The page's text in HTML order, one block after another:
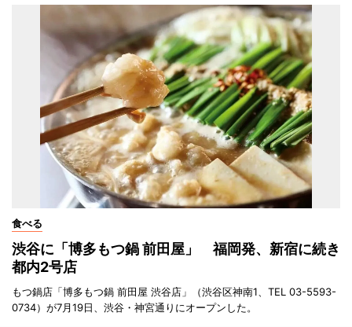
食べる
渋谷に「博多もつ鍋 前田屋」 福岡発、新宿に続き
都内2号店
もつ鍋店「博多もつ鍋 前田屋 渋谷店」（渋谷区神南1、TEL 03-5593-
0734）が7月19日、渋谷・神宮通りにオープンした。